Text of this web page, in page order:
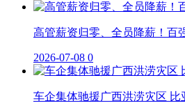
高管薪资归零、全员降薪！百
2026-07-08 0
车企集体驰援广西洪涝灾区 比